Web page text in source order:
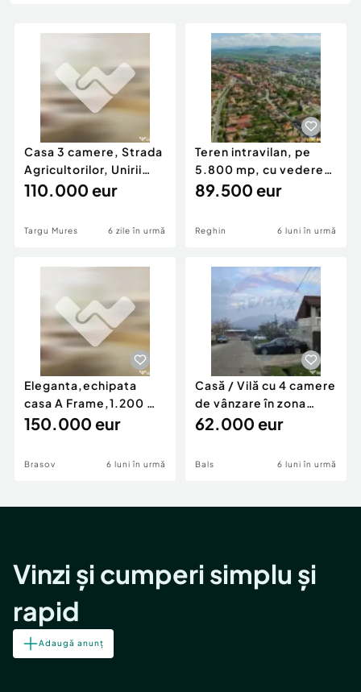
Afaceri și echipamente profesionale
Inchiriere Bunuri si Vehicule
Piese auto si accesorii
Casa 3 camere, Strada
Agricultorilor, Unirii
Targu Mures
110.000 eur
Targu Mures 6 zile în urmă
Teren intravilan, pe
5.800 mp, cu vedere
frumoasa,in localit
89.500 eur
Reghin 6 luni în urmă
Eleganta,echipata
casa A Frame,1.200 mp
teren,deschidere Pia
150.000 eur
Brasov 6 luni în urmă
Casă / Vilă cu 4 camere
de vânzare în zona
Periferie
62.000 eur
Bals 6 luni în urmă
Vinzi și cumperi simplu și
rapid
Adaugă anunț